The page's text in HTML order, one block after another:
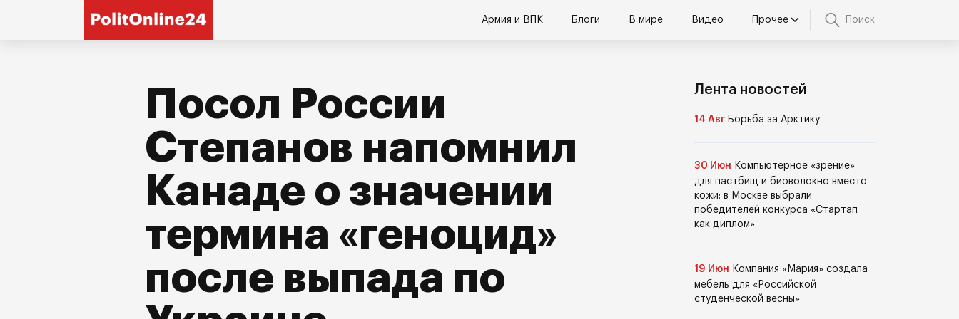
Армия и ВПК Блоги В мире Видео Прочее Поиск
Посол России
Степанов напомнил
Канаде о значении
термина «геноцид»
после выпада по
Лента новостей
14 Авг Борьба за Арктику
30 Июн Компьютерное «зрение»
для пастбищ и биоволокно вместо
кожи: в Москве выбрали
победителей конкурса «Стартап
как диплом»
19 Июн Компания «Мария» создала
мебель для «Российской
студенческой весны»